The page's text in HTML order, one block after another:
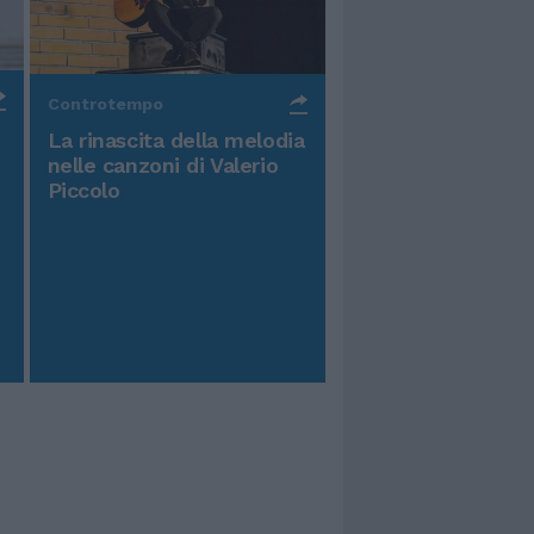
Controtempo
La rinascita della melodia
nelle canzoni di Valerio
Piccolo